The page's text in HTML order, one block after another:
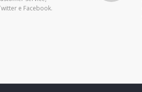
e Facebook.